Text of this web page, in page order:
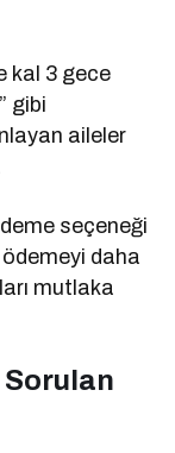
kal 3 gece
gibi
aileler
seçeneği
daha
mutlaka
Sorulan